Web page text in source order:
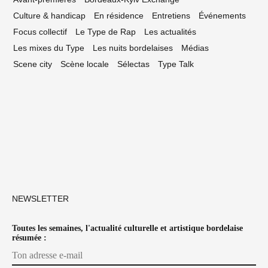
Culture & handicap
En résidence Entretiens
Événements
Focus collectif
Le Type de Rap
Les actualités
Les mixes du Type
Les nuits bordelaises
Médias
Scene city
Scène locale Sélectas Type Talk
NEWSLETTER
Toutes les semaines, l'actualité culturelle et artistique bordelaise
résumée :